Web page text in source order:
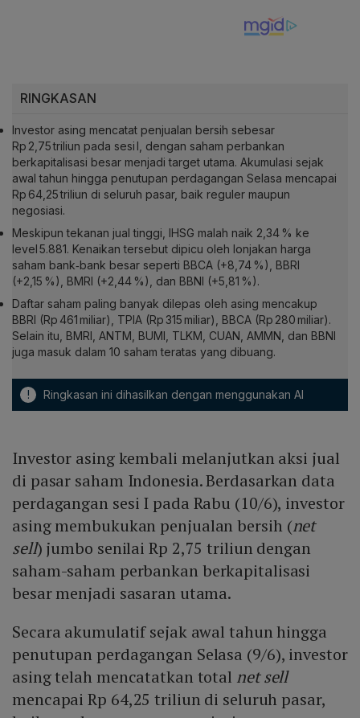
RINGKASAN
Investor asing mencatat penjualan bersih sebesar
Rp 2,75 triliun pada sesi I, dengan saham perbankan
berkapitalisasi besar menjadi target utama. Akumulasi sejak
awal tahun hingga penutupan perdagangan Selasa mencapai
Rp 64,25 triliun di seluruh pasar, baik reguler maupun
negosiasi.
Meskipun tekanan jual tinggi, IHSG malah naik 2,34 % ke
level 5.881. Kenaikan tersebut dipicu oleh lonjakan harga
saham bank‑bank besar seperti BBCA (+8,74 %), BBRI
(+2,15 %), BMRI (+2,44 %), dan BBNI (+5,81 %).
Daftar saham paling banyak dilepas oleh asing mencakup
BBRI (Rp 461 miliar), TPIA (Rp 315 miliar), BBCA (Rp 280 miliar).
Selain itu, BMRI, ANTM, BUMI, TLKM, CUAN, AMMN, dan BBNI
juga masuk dalam 10 saham teratas yang dibuang.
! Ringkasan ini dihasilkan dengan menggunakan AI
Investor asing kembali melanjutkan aksi jual
di pasar saham Indonesia. Berdasarkan data
perdagangan sesi I pada Rabu (10/6), investor
asing membukukan penjualan bersih (net
sell) jumbo senilai Rp 2,75 triliun dengan
saham-saham perbankan berkapitalisasi
besar menjadi sasaran utama.
Secara akumulatif sejak awal tahun hingga
penutupan perdagangan Selasa (9/6), investor
asing telah mencatatkan total net sell
mencapai Rp 64,25 triliun di seluruh pasar,